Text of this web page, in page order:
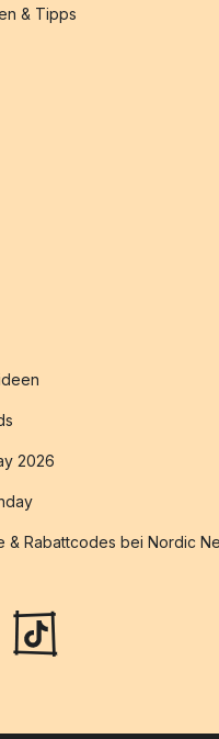
& Tipps
2026
& Rabattcodes bei Nordic